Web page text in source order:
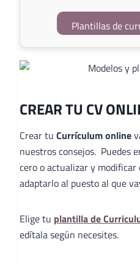
Plantillas de
CREAR TU CV
Crear tu Currículum online
nuestros consejos. Puedes
cero o actualizar y modificar
adaptarlo al puesto al que
Elige tu plantilla de
edítala según necesites.